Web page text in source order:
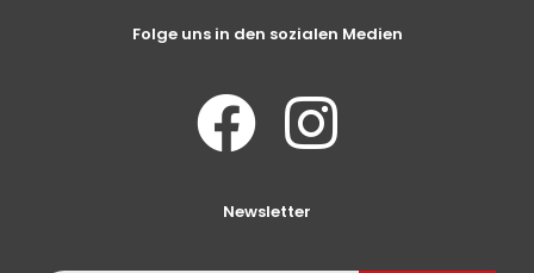
Folge uns in den sozialen Medien
Newsletter